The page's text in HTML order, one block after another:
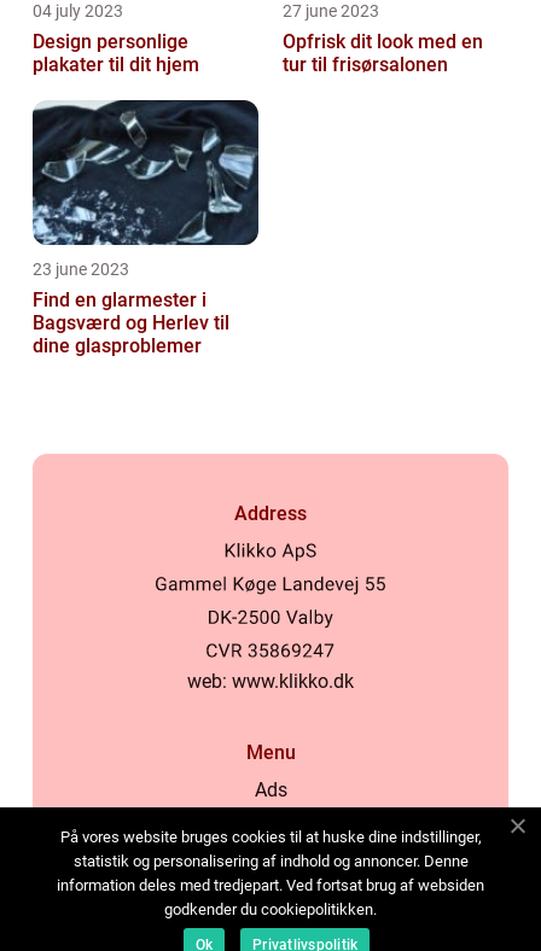
04 july 2023
Design personlige
plakater til dit hjem
27 june 2023
Opfrisk dit look med en
tur til frisørsalonen
23 june 2023
Find en glarmester i
Bagsværd og Herlev til
dine glasproblemer
Address
web: www.klikko.dk
Menu
Ads
Cookies
Contact
Sitemap
På vores website bruges cookies til at huske dine indstillinger,
statistik og personalisering af indhold og annoncer. Denne
information deles med tredjepart. Ved fortsat brug af websiden
godkender du cookiepolitikken.
Ok Privatlivspolitik